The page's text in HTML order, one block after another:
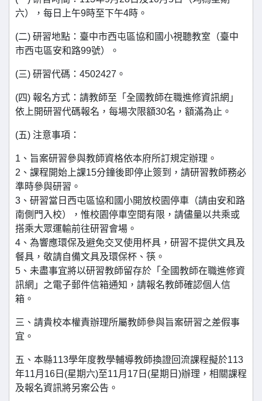
六），每日上午9時至下午4時。
(二) 研習地點：臺中市西屯區協和國小視聽教室（臺中
市西屯區安和路99號）。
(三) 研習代碼：4502427。
(四) 報名方式：請教師至「全國教師在職進修資訊網」
依上開研習代碼報名，每場次限額30名，額滿為止。
(五) 注意事項：
1、旨案研習參與教師資格依本府所訂規定辦理。
2、課程開始上課15分鐘後即停止簽到，請研習教師務必
準時參與研習。
3、研習當日西屯區協和國小開放校園停車（請由安和路
南側門入校），惟校園停車空間有限，請儘量以共乘或
搭乘大眾運輸前往研習會場。
4、為響應環保及避免交叉使用杯具，研習不提供文具及
餐具，敬請自備文具及環保杯、筷。
5、未盡事宜將以研習教師留存於「全國教師在職進修資
訊網」之電子郵件信箱通知，請報名教師確認個人信
箱。
三、請貴校本權責辦理所屬教師參與旨案研習之差假事
宜。
五、本縣113學年度教學輔導教師換證回流課程擬於113
年11月16日(星期六)至11月17日(星期日)辦理，相關課程
及報名資訊將另案公告。